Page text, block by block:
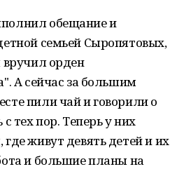
обещание и
семьей Сыропятовых,
вручил орден
А сейчас за большим
пили чай и говорили о
тех пор. Теперь у них
живут девять детей и их
и большие планы на